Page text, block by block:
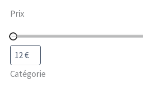
Prix
Catégorie